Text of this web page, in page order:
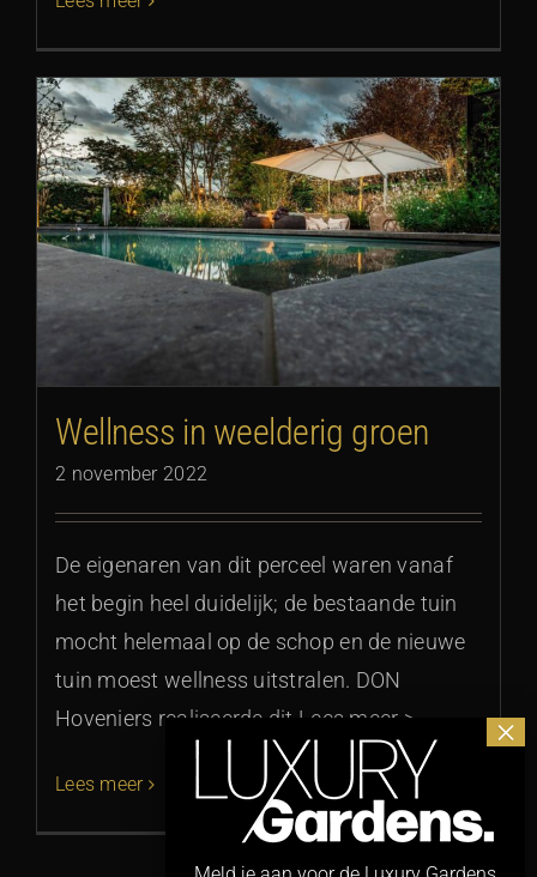
Wellness in weelderig groen
2 november 2022
De eigenaren van dit perceel waren vanaf
het begin heel duidelijk; de bestaande tuin
mocht helemaal op de schop en de nieuwe
tuin moest wellness uitstralen. DON
Hoveniers realiseerde dit Lees meer >
Lees meer